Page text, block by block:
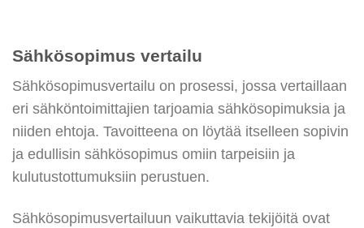
Sähkösopimus vertailu
Sähkösopimusvertailu on prosessi, jossa vertaillaan
eri sähköntoimittajien tarjoamia sähkösopimuksia ja
niiden ehtoja. Tavoitteena on löytää itselleen sopivin
ja edullisin sähkösopimus omiin tarpeisiin ja
kulutustottumuksiin perustuen.
Sähkösopimusvertailuun vaikuttavia tekijöitä ovat